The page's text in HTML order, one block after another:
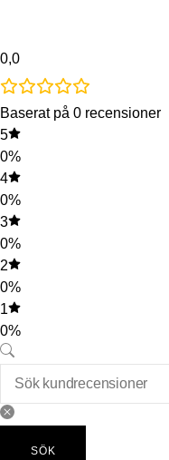
0,0
Baserat på 0 recensioner
5
0%
4
0%
3
0%
2
0%
1
0%
SÖK